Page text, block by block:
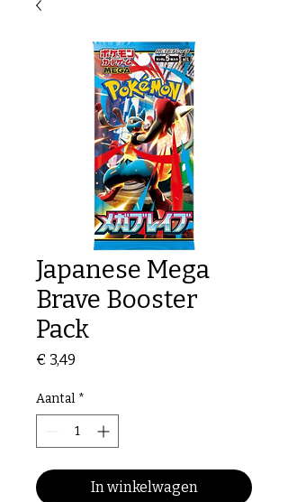
Japanese Mega
Brave Booster
Pack
€ 3,49
Aantal *
In winkelwagen